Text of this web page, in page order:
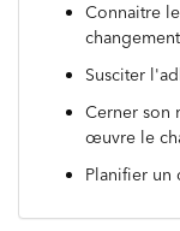
Connaitre
changement
Susciter
Cerner son
œuvre le
Planifier un